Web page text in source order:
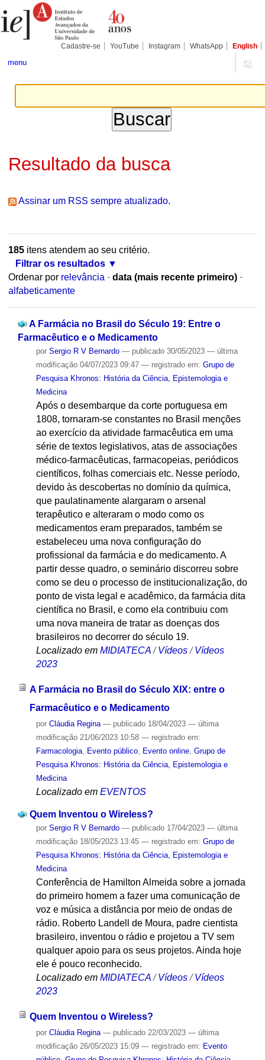
para
conteúdo.
Pessoais
Cadastre-se YouTube Instagram WhatsApp English
menu
Resultado da busca
Assinar um RSS sempre atualizado.
185itens atendem ao seu critério.
Filtrar os resultados
Ordenar por relevância · data (mais recente primeiro) ·
alfabeticamente
A Farmácia no Brasil do Século 19: Entre o
Farmacêutico e o Medicamento
por Sergio R V Bernardo — publicado30/05/2023 — última
modificação04/07/2023 09:47 — registrado em: Grupo de
Pesquisa Khronos: História da Ciência, Epistemologia e
Medicina
Após o desembarque da corte portuguesa em
1808, tornaram-se constantes no Brasil menções
ao exercício da atividade farmacêutica em uma
série de textos legislativos, atas de associações
médico-farmacêuticas, farmacopeias, periódicos
científicos, folhas comerciais etc. Nesse período,
devido às descobertas no domínio da química,
que paulatinamente alargaram o arsenal
terapêutico e alteraram o modo como os
medicamentos eram preparados, também se
estabeleceu uma nova configuração do
profissional da farmácia e do medicamento. A
partir desse quadro, o seminário discorreu sobre
como se deu o processo de institucionalização, do
ponto de vista legal e acadêmico, da farmácia dita
científica no Brasil, e como ela contribuiu com
uma nova maneira de tratar as doenças dos
brasileiros no decorrer do século 19.
Localizado em MIDIATECA /Vídeos /Vídeos
2023
A Farmácia no Brasil do Século XIX: entre o
Farmacêutico e o Medicamento
por Cláudia Regina — publicado18/04/2023 — última
modificação21/06/2023 10:58 — registrado em:
Farmacologia, Evento público, Evento online, Grupo de
Pesquisa Khronos: História da Ciência, Epistemologia e
Medicina
Localizado em EVENTOS
Quem Inventou o Wireless?
por Sergio R V Bernardo — publicado17/04/2023 — última
modificação18/05/2023 13:45 — registrado em: Grupo de
Pesquisa Khronos: História da Ciência, Epistemologia e
Medicina
Conferência de Hamilton Almeida sobre a jornada
do primeiro homem a fazer uma comunicação de
voz e música a distância por meio de ondas de
rádio. Roberto Landell de Moura, padre cientista
brasileiro, inventou o rádio e projetou a TV sem
qualquer apoio para os seus projetos. Ainda hoje
ele é pouco reconhecido.
Localizado em MIDIATECA /Vídeos /Vídeos
2023
Quem Inventou o Wireless?
por Cláudia Regina — publicado22/03/2023 — última
modificação26/05/2023 15:09 — registrado em: Evento